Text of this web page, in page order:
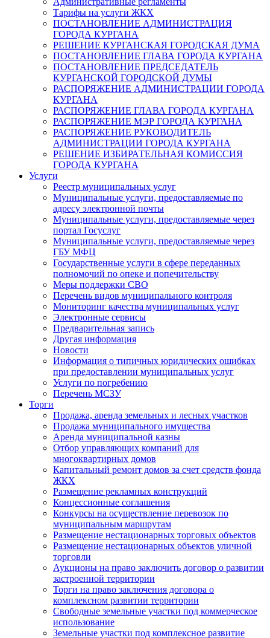
Тарифы на услуги ЖКХ
ПОСТАНОВЛЕНИЕ АДМИНИСТРАЦИЯ
ГОРОДА КУРГАНА
РЕШЕНИЕ КУРГАНСКАЯ ГОРОДСКАЯ ДУМА
ПОСТАНОВЛЕНИЕ ГЛАВА ГОРОДА КУРГАНА
ПОСТАНОВЛЕНИЕ ПРЕДСЕДАТЕЛЬ
КУРГАНСКОЙ ГОРОДСКОЙ ДУМЫ
РАСПОРЯЖЕНИЕ АДМИНИСТРАЦИИ ГОРОДА
КУРГАНА
РАСПОРЯЖЕНИЕ ГЛАВА ГОРОДА КУРГАНА
РАСПОРЯЖЕНИЕ МЭР ГОРОДА КУРГАНА
РАСПОРЯЖЕНИЕ РУКОВОДИТЕЛЬ
АДМИНИСТРАЦИИ ГОРОДА КУРГАНА
РЕШЕНИЕ ИЗБИРАТЕЛЬНАЯ КОМИССИЯ
ГОРОДА КУРГАНА
Услуги
Реестр муниципальных услуг
Муниципальные услуги, предоставляемые по
адресу электронной почты
Муниципальные услуги, предоставляемые через
портал Госуслуг
Муниципальные услуги, предоставляемые через
ГБУ МФЦ
Государственные услуги в сфере переданных
полномочий по опеке и попечительству
Меры поддержки СВО
Перечень видов муниципального контроля
Мониторинг качества муниципальных услуг
Электронные сервисы
Предварительная запись
Другая информация
Новости
Информация о типичных юридических ошибках
при предоставлении муниципальных услуг
Услуги по погребению
Перечень МСЗУ
Торги
Продажа, аренда земельных и лесных участков
Продажа муниципального имущества
Аренда муниципальной казны
Отбор управляющих компаний для
многоквартирных домов
Капитальный ремонт домов за счет средств фонда
ЖКХ
Размещение рекламных конструкций
Концессионные соглашения
Конкурсы на осуществление перевозок по
муниципальным маршрутам
Размещение нестационарных торговых объектов
Размещение нестационарных объектов уличной
торговли
Аукционы на право заключить договор о развитии
застроенной территории
Торги на право заключения договора о
комплексном развитии территории
Свободные земельные участки под коммерческое
использование
Земельные участки под комплексное развитие